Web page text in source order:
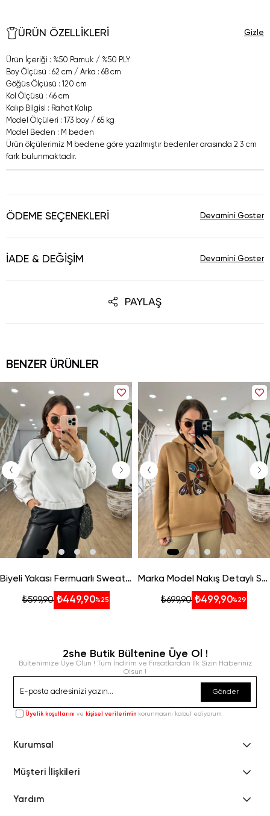
ÜRÜN ÖZELLIKLERI
Ürün İçeriği : %50 Pamuk / %50 PLY
Boy Ölçüsü : 62 cm / Arka : 68 cm
Göğüs Ölçüsü : 120 cm
Kol Ölçüsü : 46 cm
Kalıp Bilgisi : Rahat Kalıp
Model Ölçüleri : 173 boy / 65 kg
Model Beden : M beden
Ürün ölçülerimiz M bedene göre yazılmıştır bedenler arasında 2 3 cm
fark bulunmaktadır.
ÖDEME SEÇENEKLERI
İADE & DEĞIŞIM
PAYLAŞ
BENZER ÜRÜNLER
Biyeli Yakası Fermuarlı Sweatshirt
%25
₺449,90
₺599,90
Marka Model Nakış Detaylı Sweatshirt-Kahverengi
%29
₺499,90
₺699,90
2she Butik Bültenine Üye Ol !
Bültenimize Üye Olun ! Tüm İndirim ve Fırsatlardan İlk Sizin Haberiniz
Olsun !
Gönder
Üyelik koşullarını ve kişisel verilerimin korunmasını kabul ediyorum.
Kurumsal
Müşteri İlişkileri
Yardım